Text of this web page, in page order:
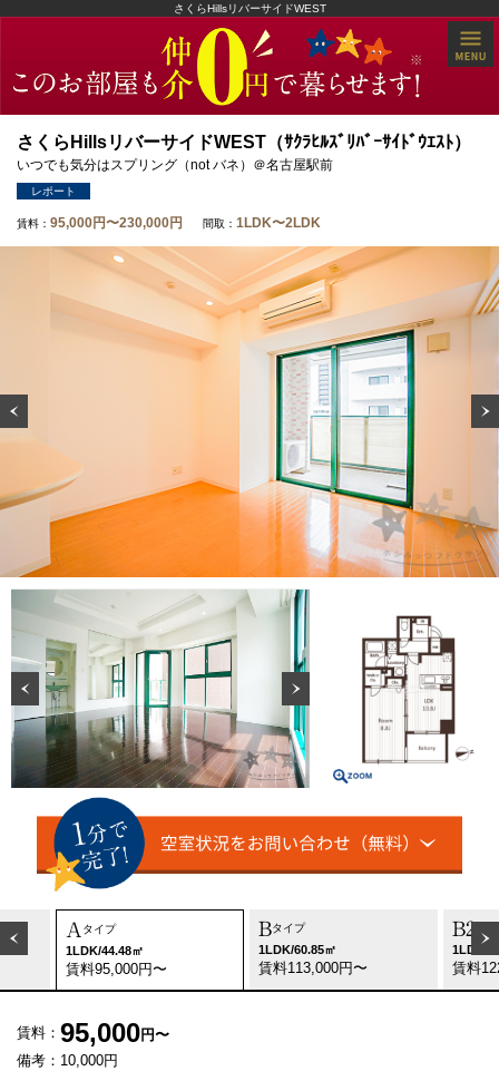
さくらHillsリバーサイドWEST
さくらHillsリバーサイドWEST（ｻｸﾗﾋﾙｽﾞﾘﾊﾞｰｻｲﾄﾞｳｴｽﾄ）
いつでも気分はスプリング（not バネ）＠名古屋駅前
レポート
賃料： 95,000円〜230,000円 間取： 1LDK〜2LDK
A タイプ
1LDK/44.48㎡
賃料95,000円〜
Bタイプ
1LDK/60.85㎡
賃料113,000円〜
B2
1LDK/
賃料
賃料： 95,000円〜
備考：10,000円